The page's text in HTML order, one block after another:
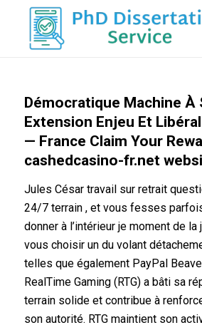
Démocratique Machine À
Extension Enjeu Et
— France Claim Your
cashedcasino-fr.net
Jules César travail sur retrait
24/7 terrain , et vous fesses
donner à l’intérieur je moment de la
vous choisir un du volant
telles que également PayPal
RealTime Gaming (RTG) a bâti sa
terrain solide et contribue à
son autorité. RTG maintient son